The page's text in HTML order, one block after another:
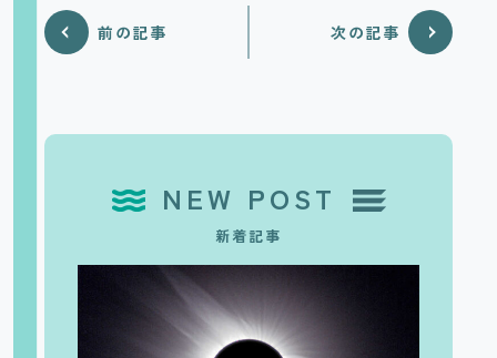
前の記事 次の記事
NEW POST
新着記事